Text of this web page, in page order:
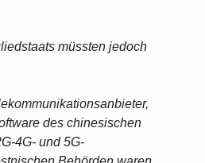
müssten jedoch
des chinesischen
4G- und 5G-